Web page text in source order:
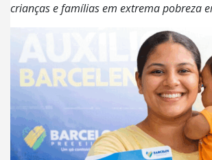
crianças e famílias em extrema pobreza